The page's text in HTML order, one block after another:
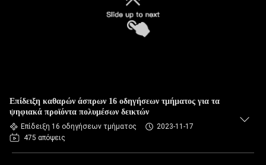
Επίδειξη καθαρών άσπρων 16 οδηγήσεων τμήματος για τα
ψηφιακά προϊόντα πολυμέσων δεικτών
Επίδειξη 16 οδηγήσεων τμήματος
2023-11-17
475 απόψεις